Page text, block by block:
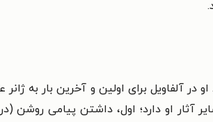
او در آلفاویل برای اولین و آخرین بار به
آثار او دارد؛ اول، داشتن پیامی